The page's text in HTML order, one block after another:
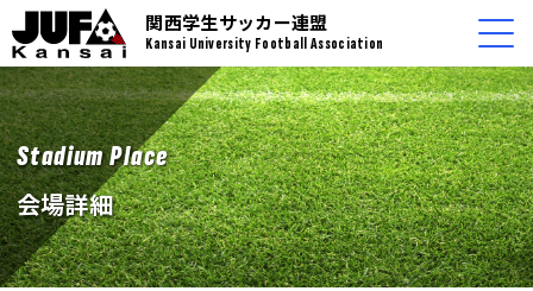
関西学生サッカー連盟
Kansai University Football Association
Stadium Place
会場詳細